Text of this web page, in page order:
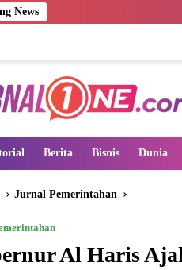
News
Berita Bisnis Dunia
Jurnal Pemerintahan
Al Haris